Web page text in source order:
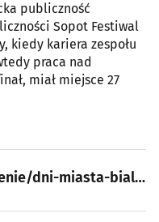
publiczność
Sopot Festiwal
kiedy kariera zespołu
praca nad
miał miejsce 27
2026-bryska-oskar-cyms-pectus/